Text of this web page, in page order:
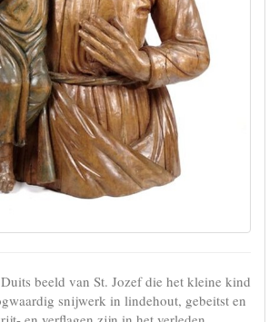
beeld van St. Jozef die het kleine kind
snijwerk in lindehout, gebeitst en